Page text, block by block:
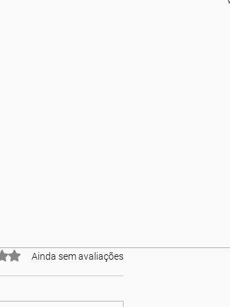
com 0 de 5 estrelas.
Ainda sem avaliações